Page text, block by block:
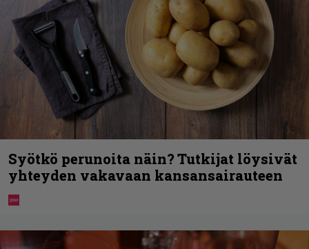
Syötkö perunoita näin? Tutkijat löysivät
yhteyden vakavaan kansansairauteen